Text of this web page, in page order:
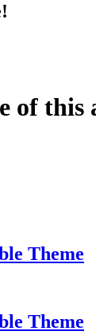
of this
Theme
Theme